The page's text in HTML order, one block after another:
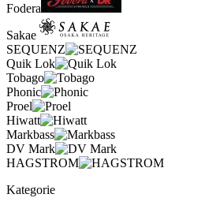
Fodera
Sakae
SEQUENZ
Quik Lok
Tobago
Phonic
Proel
Hiwatt
Markbass
DV Mark
HAGSTROM
Kategorie